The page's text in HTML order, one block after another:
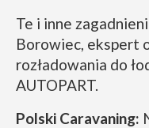
Te i inne
Borowiec, ekspert
rozładowania do
AUTOPART.
Polski Caravaning: